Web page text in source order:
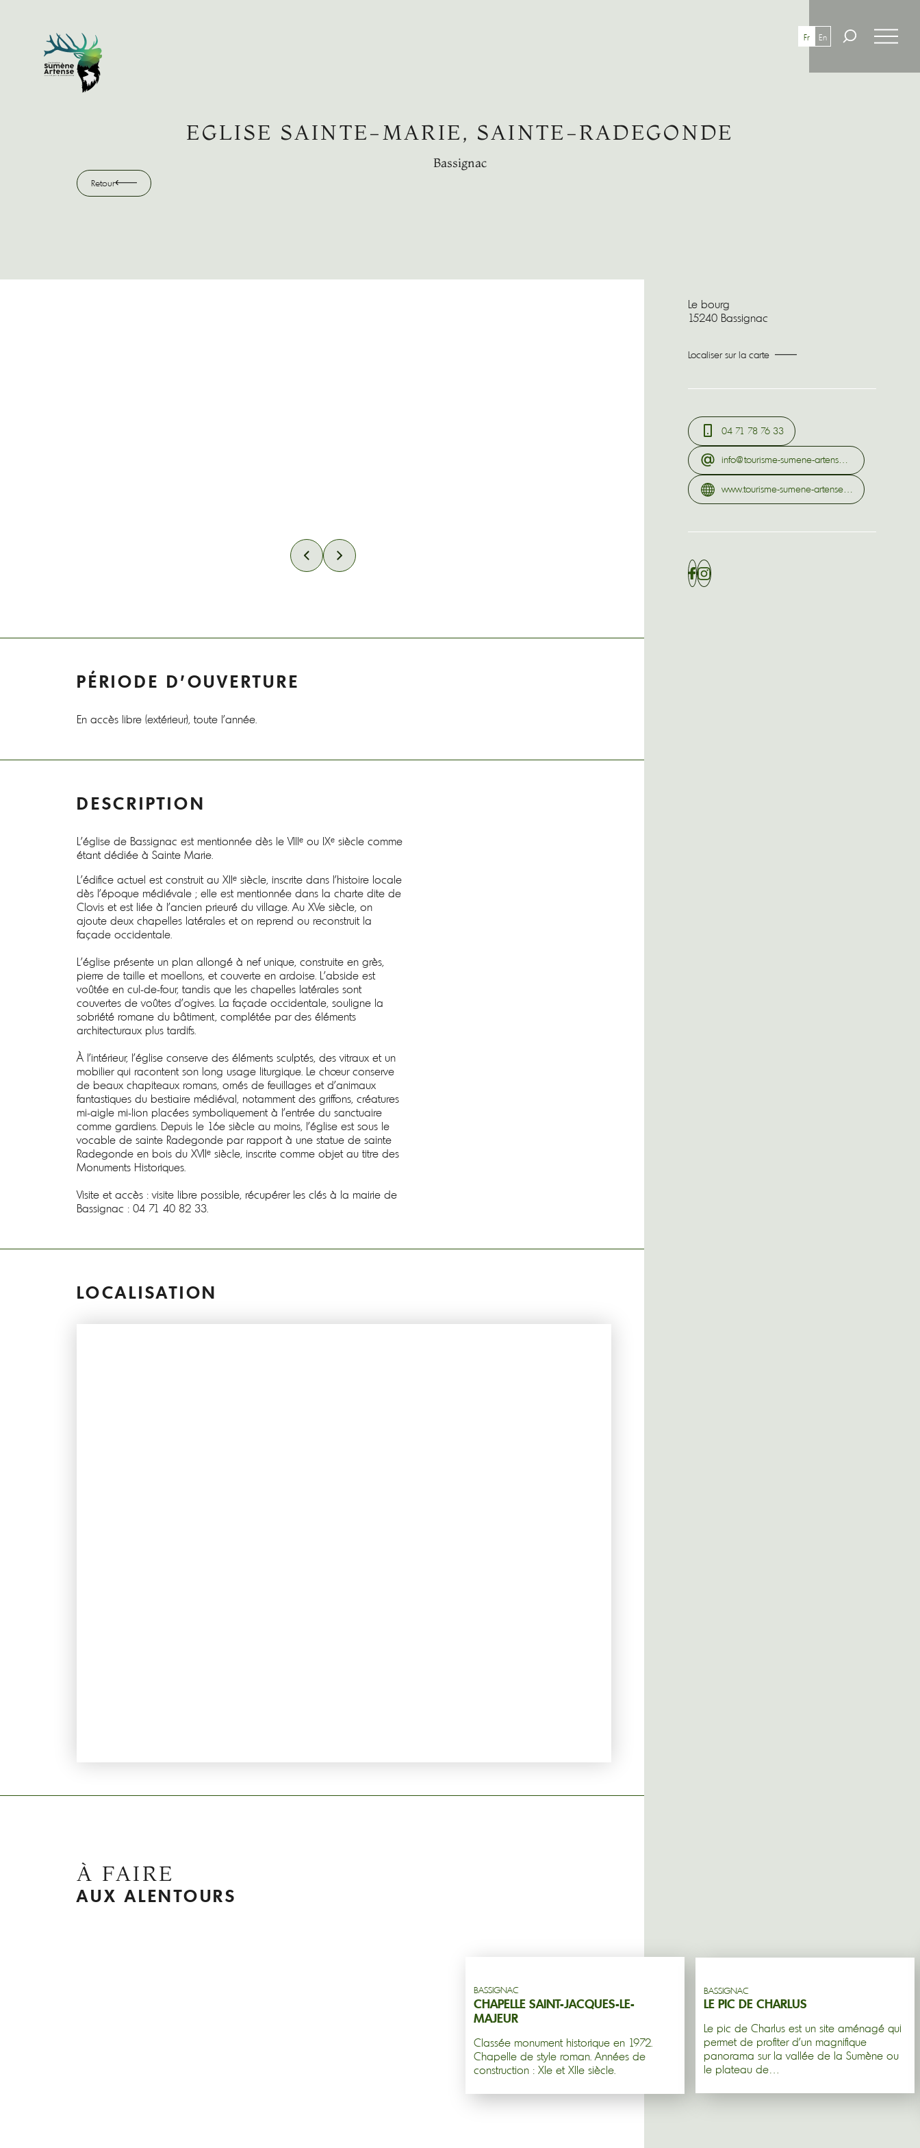
Fr En
Retour
EGLISE SAINTE-MARIE, SAINTE-RADEGONDE
Bassignac
Retour
PÉRIODE D'OUVERTURE
En accès libre (extérieur), toute l'année.
DESCRIPTION
L’église de Bassignac est mentionnée dès le VIIIᵉ ou IXᵉ siècle comme
étant dédiée à Sainte Marie.
L’édifice actuel est construit au XIIᵉ siècle, inscrite dans l’histoire locale
dès l’époque médiévale ; elle est mentionnée dans la charte dite de
Clovis et est liée à l’ancien prieuré du village. Au XVe siècle, on
ajoute deux chapelles latérales et on reprend ou reconstruit la
façade occidentale.
L’église présente un plan allongé à nef unique, construite en grès,
pierre de taille et moellons, et couverte en ardoise. L’abside est
voûtée en cul-de-four, tandis que les chapelles latérales sont
couvertes de voûtes d’ogives. La façade occidentale, souligne la
sobriété romane du bâtiment, complétée par des éléments
architecturaux plus tardifs.
À l’intérieur, l’église conserve des éléments sculptés, des vitraux et un
mobilier qui racontent son long usage liturgique. Le chœur conserve
de beaux chapiteaux romans, ornés de feuillages et d’animaux
fantastiques du bestiaire médiéval, notamment des griffons, créatures
mi-aigle mi-lion placées symboliquement à l’entrée du sanctuaire
comme gardiens. Depuis le 16e siècle au moins, l'église est sous le
vocable de sainte Radegonde par rapport à une statue de sainte
Radegonde en bois du XVIIᵉ siècle, inscrite comme objet au titre des
Monuments Historiques.
Visite et accès : visite libre possible, récupérer les clés à la mairie de
Bassignac : 04 71 40 82 33.
LOCALISATION
Le bourg
15240 Bassignac
Localiser sur la carte
04 71 78 76 33
info@tourisme-sumene-artense.com
www.tourisme-sumene-artense.com
À FAIRE
AUX ALENTOURS
BASSIGNAC
CHAPELLE SAINT-JACQUES-LE-
MAJEUR
Classée monument historique en 1972.
Chapelle de style roman. Années de
construction : XIe et XIIe siècle.
BASSIGNAC
LE PIC DE CHARLUS
Le pic de Charlus est un site aménagé qui
permet de profiter d'un magnifique
panorama sur la vallée de la Sumène ou
le plateau de…